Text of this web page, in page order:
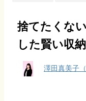
捨てたくな
した賢い収納
澤田真美子